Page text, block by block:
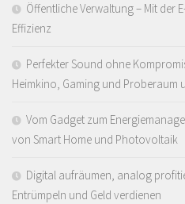
Öffentliche Verwaltung – Mit der
Effizienz
Perfekter Sound ohne
Heimkino, Gaming und Proberaum
Vom Gadget zum
von Smart Home und Photovoltaik
Digital aufräumen, analog
Entrümpeln und Geld verdienen